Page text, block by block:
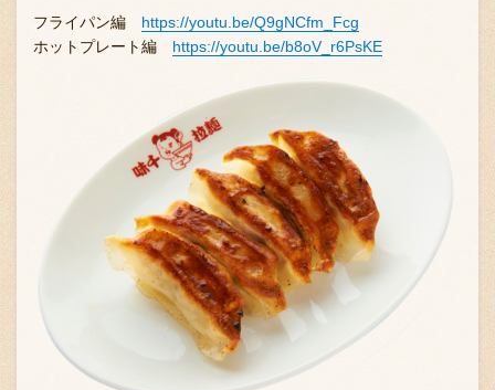
フライパン編 https://youtu.be/Q9gNCfm_Fcg
ホットプレート編 https://youtu.be/b8oV_r6PsKE